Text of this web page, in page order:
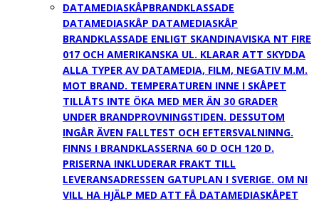
DATAMEDIASKÅPBRANDKLASSADE
DATAMEDIASKÅP DATAMEDIASKÅP
BRANDKLASSADE ENLIGT SKANDINAVISKA NT FIRE
017 OCH AMERIKANSKA UL. KLARAR ATT SKYDDA
ALLA TYPER AV DATAMEDIA, FILM, NEGATIV M.M.
MOT BRAND. TEMPERATUREN INNE I SKÅPET
TILLÅTS INTE ÖKA MED MER ÄN 30 GRADER
UNDER BRANDPROVNINGSTIDEN. DESSUTOM
INGÅR ÄVEN FALLTEST OCH EFTERSVALNINNG.
FINNS I BRANDKLASSERNA 60 D OCH 120 D.
PRISERNA INKLUDERAR FRAKT TILL
LEVERANSADRESSEN GATUPLAN I SVERIGE. OM NI
VILL HA HJÄLP MED ATT FÅ DATAMEDIASKÅPET